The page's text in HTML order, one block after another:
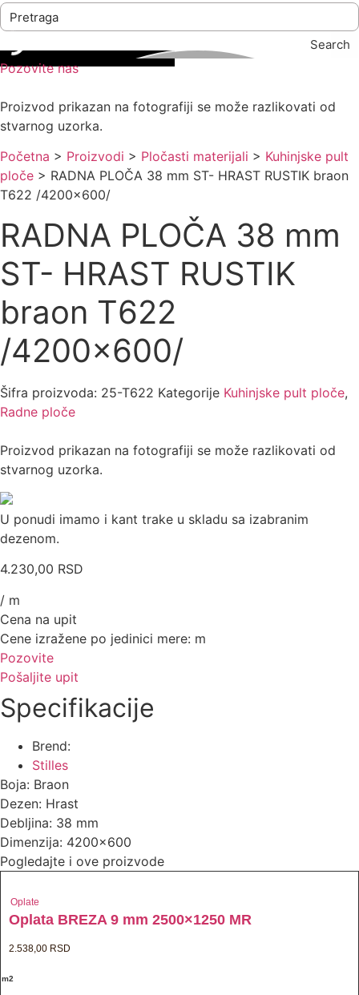
Search
Pozovite nas
Proizvod prikazan na fotografiji se može razlikovati od
stvarnog uzorka.
Početna > Proizvodi > Pločasti materijali > Kuhinjske pult
ploče > RADNA PLOČA 38 mm ST- HRAST RUSTIK braon
T622 /4200×600/
RADNA PLOČA 38 mm
ST- HRAST RUSTIK
braon T622
/4200×600/
Šifra proizvoda: 25-T622 Kategorije Kuhinjske pult ploče,
Radne ploče
Proizvod prikazan na fotografiji se može razlikovati od
stvarnog uzorka.
U ponudi imamo i kant trake u skladu sa izabranim
dezenom.
4.230,00 RSD
/ m
Cena na upit
Cene izražene po jedinici mere: m
Pozovite
Pošaljite upit
Specifikacije
Brend:
Stilles
Boja: Braon
Dezen: Hrast
Debljina: 38 mm
Dimenzija: 4200x600
Pogledajte i ove proizvode
Oplate
Oplata BREZA 9 mm 2500×1250 MR
2.538,00 RSD
m2